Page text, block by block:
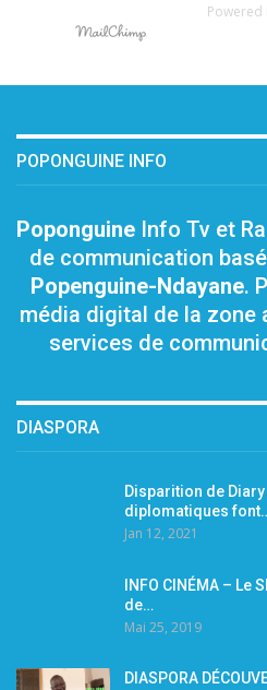
Powered
POPONGUINE INFO
Poponguine Info Tv et
de communication
Popenguine-Ndayane.
média digital de la zone
services de
DIASPORA
Disparition de
diplomatiques
Jan 12, 2021
INFO CINÉMA – Le
de…
Mai 25, 2019
DIASPORA